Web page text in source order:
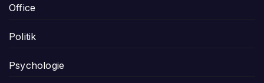
Office
Politik
Psychologie